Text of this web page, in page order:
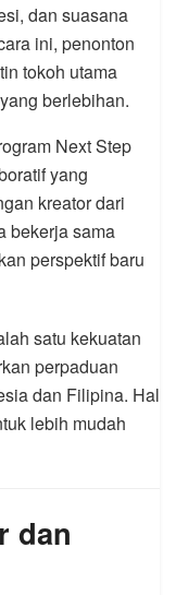
dan suasana
ini, penonton
tokoh utama
berlebihan.
Next Step
yang
kreator dari
bekerja sama
perspektif baru
satu kekuatan
perpaduan
dan Filipina. Hal
lebih mudah
dan